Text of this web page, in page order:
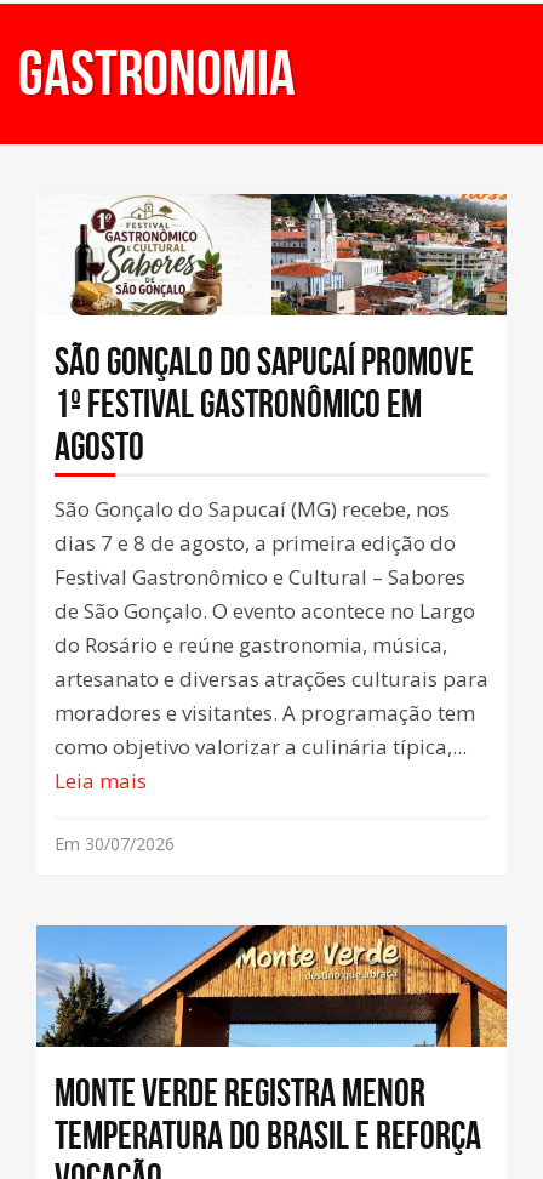
Gastronomia
SÃO GONÇALO DO SAPUCAÍ PROMOVE
1º FESTIVAL GASTRONÔMICO EM
AGOSTO
São Gonçalo do Sapucaí (MG) recebe, nos
dias 7 e 8 de agosto, a primeira edição do
Festival Gastronômico e Cultural – Sabores
de São Gonçalo. O evento acontece no Largo
do Rosário e reúne gastronomia, música,
artesanato e diversas atrações culturais para
moradores e visitantes. A programação tem
como objetivo valorizar a culinária típica,...
Leia mais
Em 30/07/2026
Monte Verde registra menor
temperatura do Brasil e reforça